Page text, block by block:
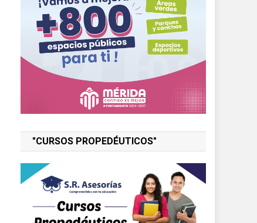
"CURSOS PROPEDÉUTICOS"